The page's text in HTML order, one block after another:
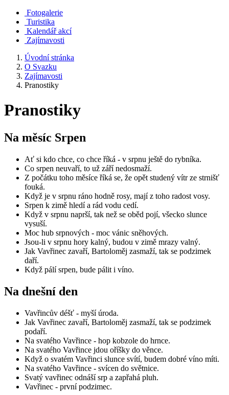
Fotogalerie
Turistika
Kalendář akcí
Zajímavosti
Úvodní stránka
O Svazku
Zajímavosti
Pranostiky
Pranostiky
Na měsíc Srpen
Ať si kdo chce, co chce říká - v srpnu ještě do rybníka.
Co srpen neuvaří, to už září nedosmaží.
Z počátku toho měsíce říká se, že opět studený vítr ze strnišť
fouká.
Když je v srpnu ráno hodně rosy, mají z toho radost vosy.
Srpen k zimě hledí a rád vodu cedí.
Když v srpnu naprší, tak než se oběd pojí, všecko slunce
vysuší.
Moc hub srpnových - moc vánic sněhových.
Jsou-li v srpnu hory kalný, budou v zimě mrazy valný.
Jak Vavřinec zavaří, Bartoloměj zasmaží, tak se podzimek
daří.
Když pálí srpen, bude pálit i víno.
Na dnešní den
Vavřincův déšť - myší úroda.
Jak Vavřinec zavaří, Bartoloměj zasmaží, tak se podzimek
podaří.
Na svatého Vavřince - hop kobzole do hrnce.
Na svatého Vavřince jdou oříšky do věnce.
Když o svatém Vavřinci slunce svítí, budem dobré víno míti.
Na svatého Vavřince - svícen do světnice.
Svatý vavřinec odnáší srp a zapřahá pluh.
Vavřinec - první podzimec.